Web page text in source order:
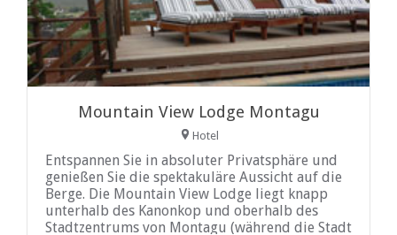
Mountain View Lodge Montagu
Hotel
Entspannen Sie in absoluter Privatsphäre und
genießen Sie die spektakuläre Aussicht auf die
Berge. Die Mountain View Lodge liegt knapp
unterhalb des Kanonkop und oberhalb des
Stadtzentrums von Montagu (während die Stadt